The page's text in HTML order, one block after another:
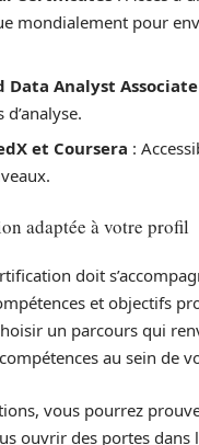
mondialement pour
Analyst Associate
et Coursera :
adaptée à votre profil
doit
et objectifs
un parcours qui
au sein de
vous pourrez
ouvrir des portes dans